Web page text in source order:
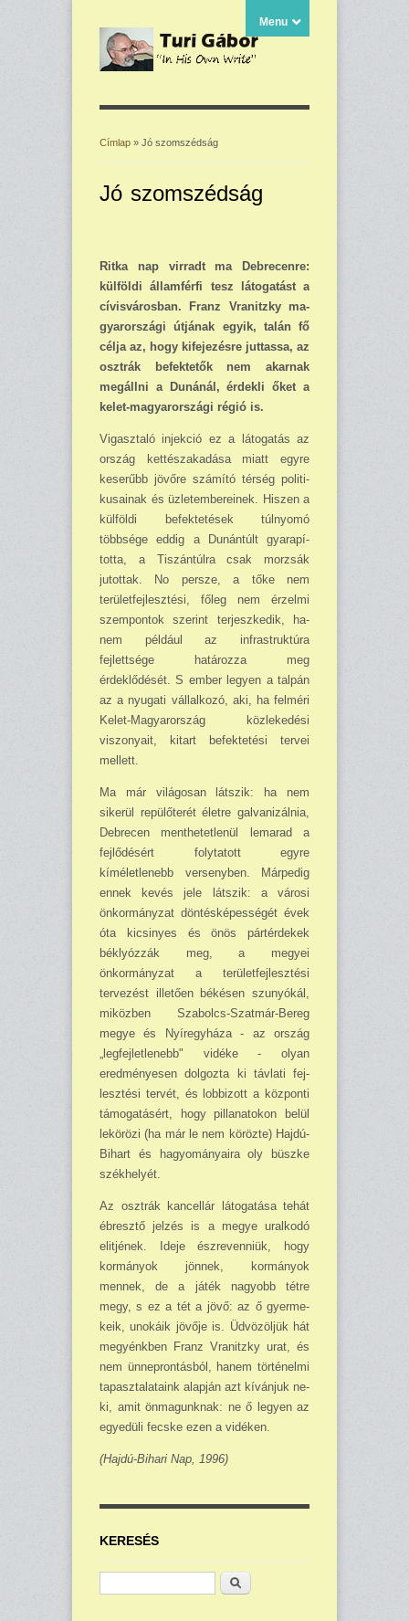
Menu
Címlap » Jó szomszédság
Jó szomszédság
Ritka nap virradt ma Deb­recenre:
külföldi államférfi tesz látogatást a
cívisváros­ban. Franz Vranitzky ma­
gyarországi útjának egyik, talán fő
célja az, hogy kife­jezésre juttassa, az
osztrák befektetők nem akarnak
megállni a Dunánál, érdekli őket a
kelet-magyarországi régió is.
Vigasztaló injekció ez a lá­togatás az
ország kettészaka­dása miatt egyre
keserűbb jövőre számító térség politi­
kusainak és üzletemberei­nek. Hiszen a
külföldi befek­tetések túlnyomó
többsége eddig a Dunántúlt gyarapí­
totta, a Tiszántúlra csak morzsák
jutottak. No persze, a tőke nem
területfejlesztési, főleg nem érzelmi
szempon­tok szerint terjeszkedik, ha­
nem például az infrastruktú­ra
fejlettsége határozza meg
érdeklődését. S ember legyen a talpán
az a nyugati vállal­kozó, aki, ha felméri
Kelet-Magyarország közlekedési
viszonyait, kitart befektetési tervei
mellett.
Ma már világosan látszik: ha nem
sikerül repülőterét életre galvanizálnia,
Debre­cen menthetetlenül lemarad a
fejlődésért folytatott egyre
kíméletlenebb versenyben. Márpedig
en­nek kevés jele látszik: a városi
önkormány­zat döntésképességét évek
óta kicsinyes és önös pártér­dekek
béklyózzák meg, a megyei
önkormányzat a te­rületfejlesztési
tervezést ille­tően békésen szunyókál,
mi­közben Szabolcs-Szatmár-Bereg
megye és Nyíregyháza - az ország
„legfejletlenebb" vidéke - olyan
eredménye­sen dolgozta ki távlati fej­
lesztési tervét, és lobbi­zott a központi
támogatásért, hogy pillanatokon belül
le­körözi (ha már le nem kö­rözte) Hajdú-
Bihart és ha­gyományaira oly büszke
székhelyét.
Az osztrák kancellár láto­gatása tehát
ébresztő jelzés is a megye uralkodó
elitjé­nek. Ideje észrevenniük, hogy
kormányok jönnek, kormányok
mennek, de a játék nagyobb tétre
megy, s ez a tét a jövő: az ő gyerme­
keik, unokáik jövője is. Üd­vözöljük hát
megyénkben Franz Vra­nitzky urat, és
nem ünneprontásból, ha­nem történelmi
tapasztala­taink alapján azt kívánjuk ne­
ki, amit önmagunknak: ne ő legyen az
egyedüli fecs­ke ezen a vidéken.
(Hajdú-Bihari Nap, 1996)
KERESÉS
Keresés